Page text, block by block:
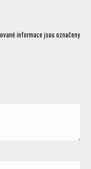
informace jsou označeny